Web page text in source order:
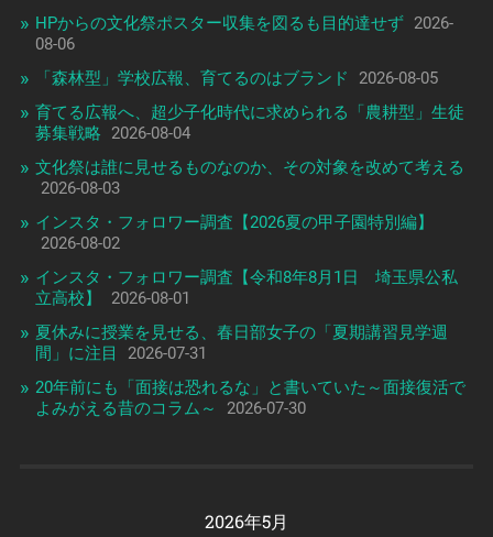
HPからの文化祭ポスター収集を図るも目的達せず 2026-
08-06
「森林型」学校広報、育てるのはブランド
2026-08-05
育てる広報へ、超少子化時代に求められる「農耕型」生徒
募集戦略
2026-08-04
文化祭は誰に見せるものなのか、その対象を改めて考える
2026-08-03
インスタ・フォロワー調査【2026夏の甲子園特別編】
2026-08-02
インスタ・フォロワー調査【令和8年8月1日 埼玉県公私
立高校】
2026-08-01
夏休みに授業を見せる、春日部女子の「夏期講習見学週
間」に注目
2026-07-31
20年前にも「面接は恐れるな」と書いていた～面接復活で
よみがえる昔のコラム～
2026-07-30
2026年5月